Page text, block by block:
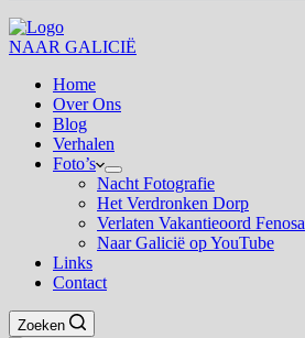
NAAR GALICIË
Home
Over Ons
Blog
Verhalen
Foto’s
Nacht Fotografie
Het Verdronken Dorp
Verlaten Vakantieoord Fenosa
Naar Galicië op YouTube
Links
Contact
Zoeken